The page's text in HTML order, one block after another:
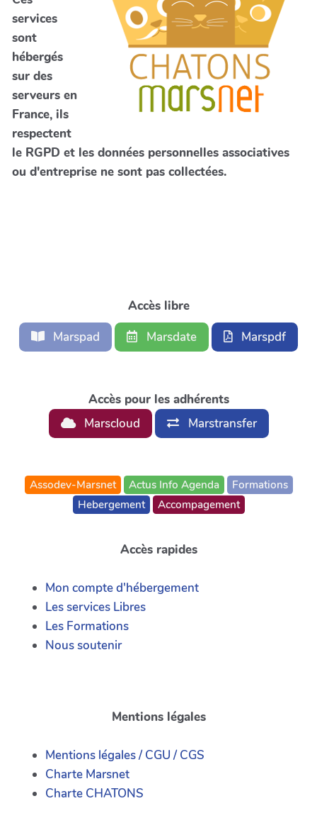
services
sont
hébergés
sur des
serveurs en
France, ils
respectent
le RGPD et les données personnelles associatives
ou d'entreprise ne sont pas collectées.
Accès libre
Marspad
Marsdate Marspdf
Accès pour les adhérents
Marscloud
Marstransfer
Assodev-Marsnet Actus Info Agenda
Formations
Hebergement
Accompagement
Accès rapides
Mon compte d'hébergement
Les services Libres
Les Formations
Nous soutenir
Mentions légales
Mentions légales / CGU / CGS
Charte Marsnet
Charte CHATONS